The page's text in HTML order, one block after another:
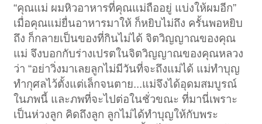
“คุณแม่ ผมหิวอาหารที่คุณแม่ถืออยู่ แบ่งให้ผมอีก”
เมื่อคุณแม่ยื่นอาหารมาให้ ก็หยิบไม่ถึง ครั้นพอหยิบ
ถึง ก็กลายเป็นของที่กินไม่ได้ จิตวิญญาณของคุณ
แม่ จึงบอกกับร่างเปรตในจิตวิญญาณของคุณหลวง
ว่า “อย่าวิ่งมาเลยลูกไม่มีวันที่จะถึงแม่ได้ แม่ทำบุญ
ทำกุศลไว้ตั้งแต่เล็กจนตาย...แม่จึงได้อุดมสมบูรณ์
ในภพนี้ และภพที่จะไปต่อในชั่วขณะ ที่มานี่เพราะ
เป็นห่วงลูก คิดถึงลูก ลูกไม่ได้ทำบุญให้กับพระ